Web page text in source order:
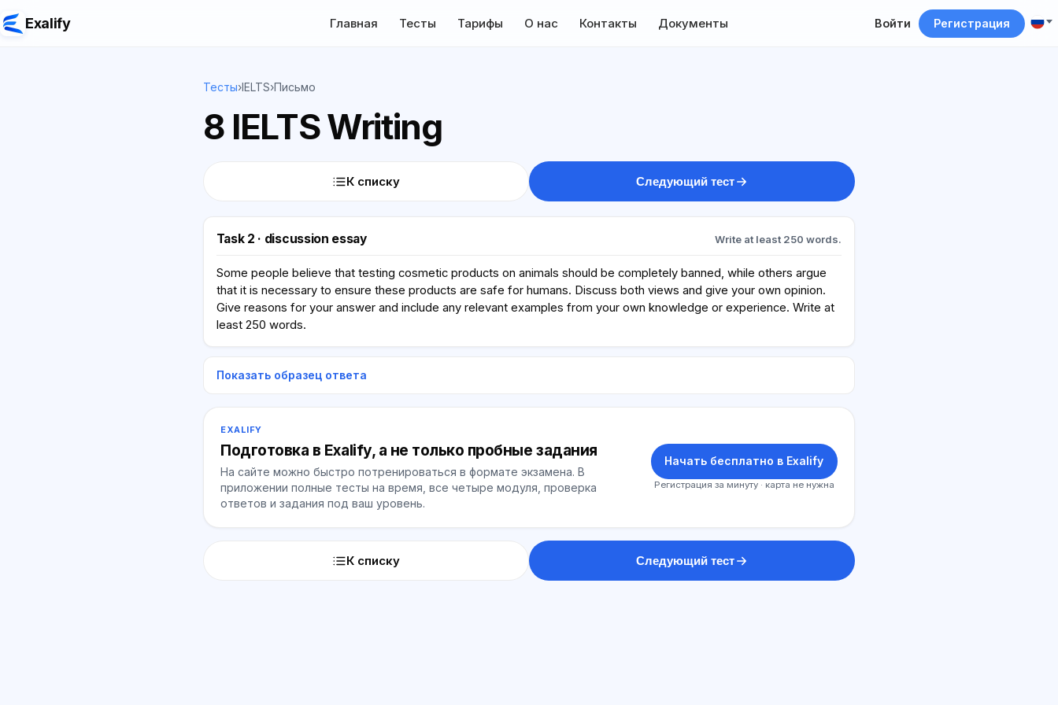
Exalify Главная Тесты Тарифы О нас Контакты Документы Войти Регистрация
Тесты›IELTS›Письмо
8 IELTS Writing
К списку Следующий тест
Task 2 · discussion essay Write at least 250 words.
Some people believe that testing cosmetic products on animals should be completely banned, while others argue
that it is necessary to ensure these products are safe for humans. Discuss both views and give your own opinion.
Give reasons for your answer and include any relevant examples from your own knowledge or experience. Write at
least 250 words.
Показать образец ответа
EXALIFY
Подготовка в Exalify, а не только пробные задания
На сайте можно быстро потренироваться в формате экзамена. В
приложении полные тесты на время, все четыре модуля, проверка
ответов и задания под ваш уровень.
Начать бесплатно в Exalify
Регистрация за минуту · карта не нужна
К списку Следующий тест